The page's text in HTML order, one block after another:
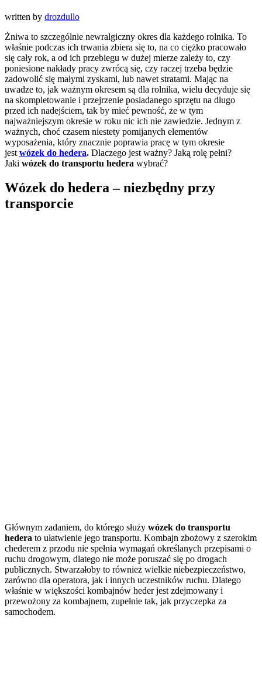
written by drozdullo
Żniwa to szczególnie newralgiczny okres dla każdego rolnika. To
właśnie podczas ich trwania zbiera się to, na co ciężko pracowało
się cały rok, a od ich przebiegu w dużej mierze zależy to, czy
poniesione nakłady pracy zwrócą się, czy raczej trzeba będzie
zadowolić się małymi zyskami, lub nawet stratami. Mając na
uwadze to, jak ważnym okresem są dla rolnika, wielu decyduje się
na skompletowanie i przejrzenie posiadanego sprzętu na długo
przed ich nadejściem, tak by mieć pewność, że w tym
najważniejszym okresie w roku nic ich nie zawiedzie. Jednym z
ważnych, choć czasem niestety pomijanych elementów
wyposażenia, który znacznie poprawia pracę w tym okresie
jest wózek do hedera. Dlaczego jest ważny? Jaką rolę pełni?
Jaki wózek do transportu hedera wybrać?
Wózek do hedera– niezbędny przy
transporcie
Głównym zadaniem, do którego służy wózek do transportu
hedera to ułatwienie jego transportu. Kombajn zbożowy z szerokim
chederem z przodu nie spełnia wymagań określanych przepisami o
ruchu drogowym, dlatego nie może poruszać się po drogach
publicznych. Stwarzałoby to również wielkie niebezpieczeństwo,
zarówno dla operatora, jak i innych uczestników ruchu. Dlatego
właśnie w większości kombajnów heder jest zdejmowany i
przewożony za kombajnem, zupełnie tak, jak przyczepka za
samochodem.